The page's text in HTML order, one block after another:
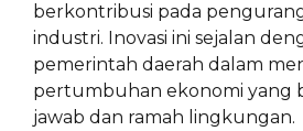
berkontribusi pada
industri. Inovasi ini sejalan
pemerintah daerah dalam
pertumbuhan ekonomi yang
jawab dan ramah lingkungan.